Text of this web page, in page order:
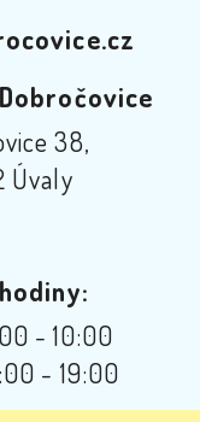
38,
Úvaly
- 10:00
- 19:00